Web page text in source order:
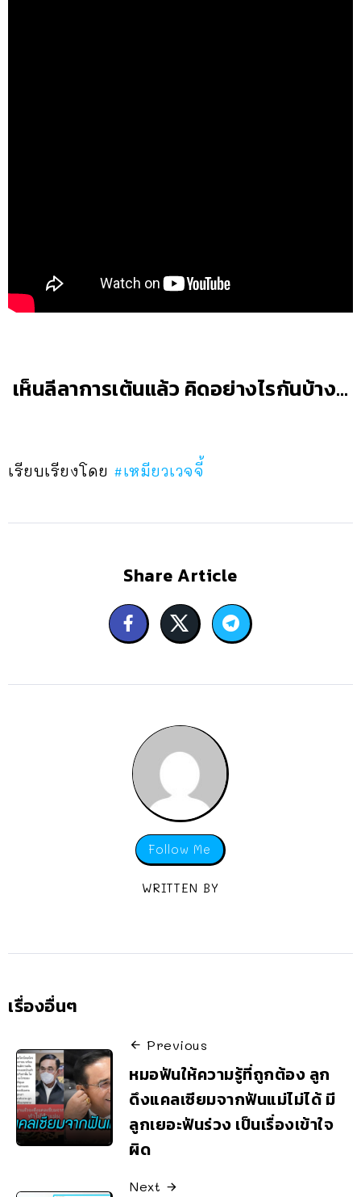
เห็นลีลาการเต้นแล้ว คิดอย่างไรกันบ้าง…
เรียบเรียงโดย #เหมียวเวจจี้
Share Article
Follow Me
WRITTEN BY
เรื่องอื่นๆ
Previous
หมอฟันให้ความรู้ที่ถูกต้อง ลูก
ดึงแคลเซียมจากฟันแม่ไม่ได้ มี
ลูกเยอะฟันร่วง เป็นเรื่องเข้าใจ
ผิด
Next